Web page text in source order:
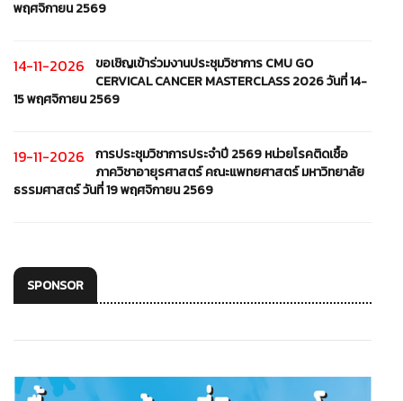
พฤศจิกายน 2569
14-11-2026
ขอเชิญเข้าร่วมงานประชุมวิชาการ CMU GO
CERVICAL CANCER MASTERCLASS 2026 วันที่ 14-
15 พฤศจิกายน 2569
19-11-2026
การประชุมวิชาการประจำปี 2569 หน่วยโรคติดเชื้อ
ภาควิชาอายุรศาสตร์ คณะแพทยศาสตร์ มหาวิทยาลัย
ธรรมศาสตร์ วันที่ 19 พฤศจิกายน 2569
SPONSOR